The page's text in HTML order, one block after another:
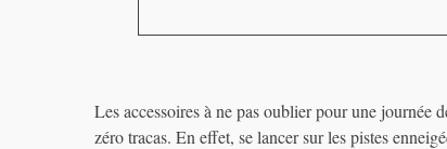
Les accessoires à ne pas oublier pour une journée
zéro tracas. En effet, se lancer sur les pistes